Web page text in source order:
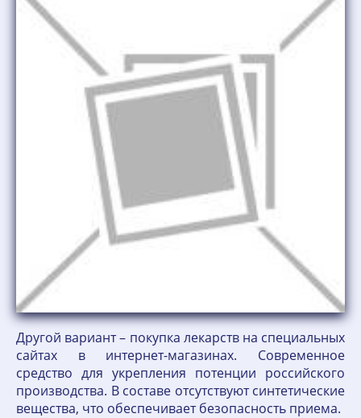
Другой вариант – покупка лекарств на специальных
сайтах в интернет-магазинах. Современное
средство для укрепления потенции российского
производства. В составе отсутствуют синтетические
вещества, что обеспечивает безопасность приема.